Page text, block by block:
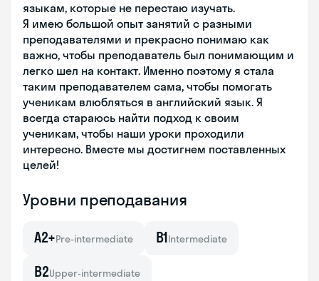
языкам, которые не перестаю изучать.
Я имею большой опыт занятий с разными
преподавателями и прекрасно понимаю как
важно, чтобы преподаватель был понимающим и
легко шел на контакт. Именно поэтому я стала
таким преподавателем сама, чтобы помогать
ученикам влюбляться в английский язык. Я
всегда стараюсь найти подход к своим
ученикам, чтобы наши уроки проходили
интересно. Вместе мы достигнем поставленных
целей!
Уровни преподавания
A2+Pre-intermediate B1Intermediate
B2Upper-intermediate